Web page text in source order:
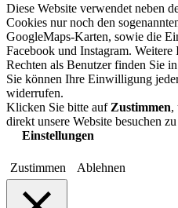
Diese Website verwendet neben
Cookies nur noch den
GoogleMaps-Karten, sowie die
Facebook und Instagram.
Rechten als Benutzer finden Sie
Sie können Ihre Einwilligung
widerrufen.
Klicken Sie bitte auf Zustimmen,
direkt unsere Website besuchen
Einstellungen
Zustimmen Ablehnen